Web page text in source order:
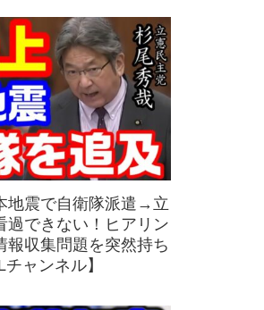
地震で自衛隊派遣→立
過できない！ヒアリン
報収集問題を突然持ち
ャンネル】